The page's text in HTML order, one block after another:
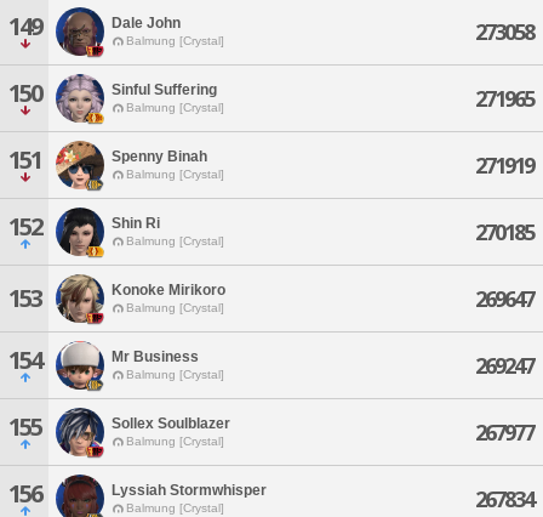
149 Dale John
Balmung [Crystal] 273058
150 Sinful Suffering
Balmung [Crystal] 271965
151 Spenny Binah
Balmung [Crystal] 271919
152 Shin Ri
Balmung [Crystal] 270185
153 Konoke Mirikoro
Balmung [Crystal] 269647
154 Mr Business
Balmung [Crystal] 269247
155 Sollex Soulblazer
Balmung [Crystal] 267977
156 Lyssiah Stormwhisper
Balmung [Crystal] 267834